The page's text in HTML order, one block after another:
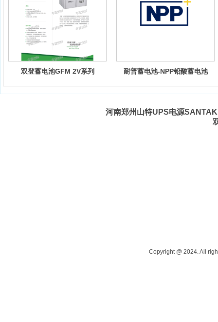
双登蓄电池GFM 2V系列 耐普蓄电池-NPP铅酸蓄电池
河南郑州山特UPS电源
Copyright @ 2024. All